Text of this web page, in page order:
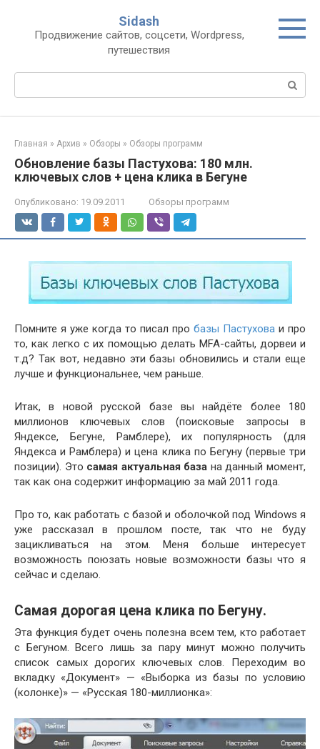
контенту
Sidash
Продвижение сайтов, соцсети, Wordpress,
путешествия
Главная » Архив » Обзоры » Обзоры программ
Обновление базы Пастухова: 180 млн.
ключевых слов + цена клика в Бегуне
Опубликовано: 19.09.2011 Обзоры программ
Помните я уже когда то писал про базы Пастухова и про
то, как легко с их помощью делать MFA-сайты, дорвеи и
т.д? Так вот, недавно эти базы обновились и стали еще
лучше и функциональнее, чем раньше.
Итак, в новой русской базе вы найдёте более 180
миллионов ключевых слов (поисковые запросы в
Яндексе, Бегуне, Рамблере), их популярность (для
Яндекса и Рамблера) и цена клика по Бегуну (первые три
позиции). Это самая актуальная база на данный момент,
так как она содержит информацию за май 2011 года.
Про то, как работать с базой и оболочкой под Windows я
уже рассказал в прошлом посте, так что не буду
зацикливаться на этом. Меня больше интересует
возможность поюзать новые возможности базы что я
сейчас и сделаю.
Самая дорогая цена клика по Бегуну.
Эта функция будет очень полезна всем тем, кто работает
с Бегуном. Всего лишь за пару минут можно получить
список самых дорогих ключевых слов. Переходим во
вкладку «Документ» — «Выборка из базы по условию
(колонке)» — «Русская 180-миллионка»: